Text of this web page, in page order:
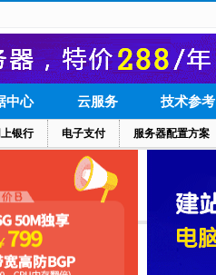
上银行 电子支付 服务器配置方案
中心 云服务 技术参考